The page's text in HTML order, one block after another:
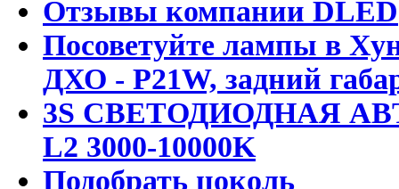
Отзывы компании DLED
Посоветуйте лампы в
ДХО - P21W, задний
3S СВЕТОДИОДНАЯ
L2 3000-10000K
Подобрать цоколь